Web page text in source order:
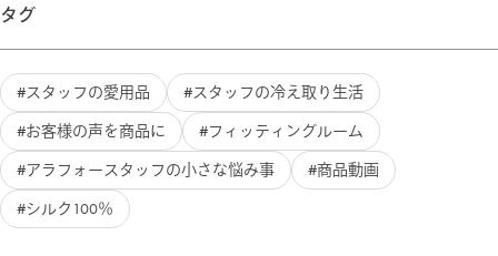
タグ
スタッフの愛用品 スタッフの冷え取り生活
お客様の声を商品に フィッティングルーム
アラフォースタッフの小さな悩み事 商品動画
シルク100％